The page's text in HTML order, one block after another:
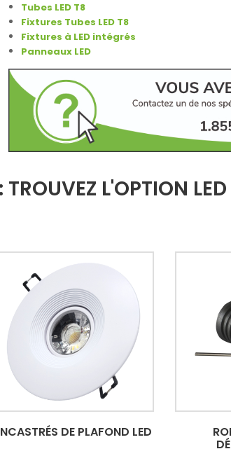
Tubes LED T8
Fixtures Tubes LED T8
Fixtures à LED intégrés
Panneaux LED
L'OPTION
DE PLAFOND LED